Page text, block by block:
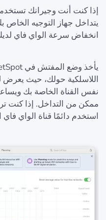
إذا كنت أنت وجيرانك
يتداخل جهاز التوجيه الخاص
انخفاض سرعة الواي فاي
اللاسلكية حولك، حيث
نفس القناة الخاصة بك
ممكن من التداخل. إذا كنت
استخدم دائمًا قناة الواي فاي